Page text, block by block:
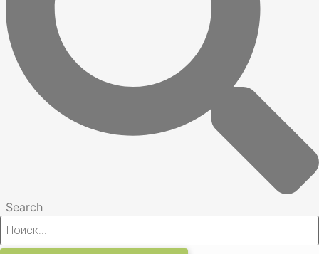
Search